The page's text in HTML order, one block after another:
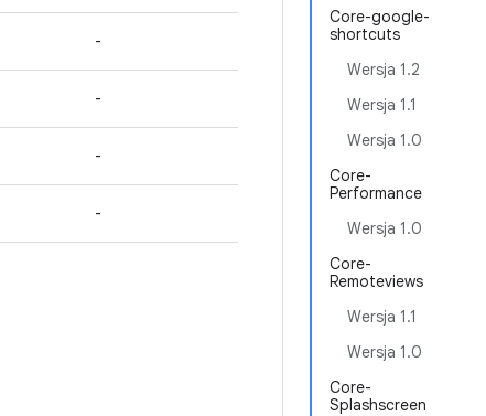
Core-google-
shortcuts
Wersja 1.2
Wersja 1.1
Wersja 1.0
Core-
Performance
Wersja 1.0
Core-
Remoteviews
Wersja 1.1
Wersja 1.0
Core-
Splashscreen
-
-
-
-